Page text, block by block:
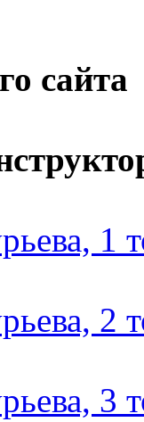
сайта
1
2
3